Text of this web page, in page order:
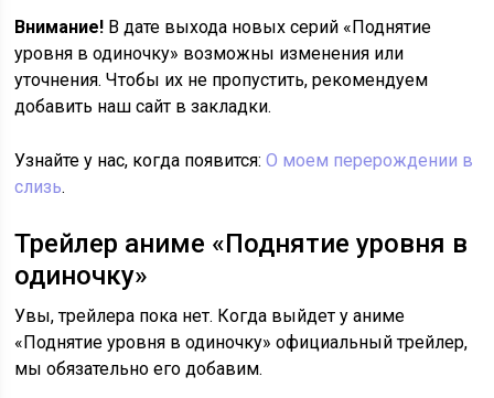
Внимание! В дате выхода новых серий «Поднятие
уровня в одиночку» возможны изменения или
уточнения. Чтобы их не пропустить, рекомендуем
добавить наш сайт в закладки.
Узнайте у нас, когда появится:О моем перерождении в
слизь.
Трейлер аниме «Поднятие уровня в
одиночку»
Увы, трейлера пока нет. Когда выйдет у аниме
«Поднятие уровня в одиночку» официальный трейлер,
мы обязательно его добавим.